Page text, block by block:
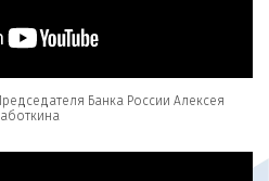
Банка России Алексея